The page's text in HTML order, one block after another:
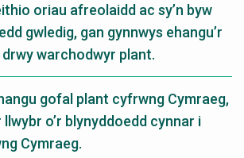
oriau afreolaidd ac sy’n byw
gwledig, gan gynnwys ehangu’r
warchodwyr plant.
gofal plant cyfrwng Cymraeg,
llwybr o’r blynyddoedd cynnar i
Cymraeg.